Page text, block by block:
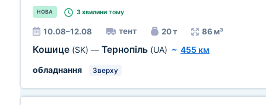
НОВА 3 хвилини тому
10.08–12.08 тент 20 т 86 м³
Кошице (SK) — Тернопіль (UA) ~ 455 км
обладнання
Зверху